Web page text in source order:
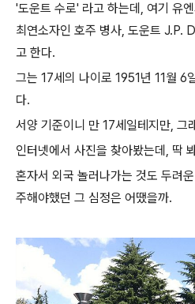
'도운트 수로' 라고 하는데, 여기 유
최연소자인 호주 병사, 도운트 J.P.
고 한다.
그는 17세의 나이로 1951년 11월 6
다.
서양 기준이니 만 17세일테지만, 그
인터넷에서 사진을 찾아봤는데, 딱
혼자서 외국 놀러나가는 것도 두려
주해야했던 그 심정은 어땠을까.